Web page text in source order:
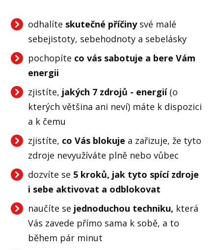
odhalíte skutečné příčinysvé malé
sebejistoty, sebehodnoty a sebelásky
pochopíte co vás sabotuje a bere Vám
energii
zjistíte, jakých 7 zdrojů - energií(o
kterých většina ani neví) máte k dispozici
a k čemu
zjistíte, co Vás blokuje a zařizuje, že tyto
zdroje nevyužíváte plně nebo vůbec
dozvíte se 5 kroků, jak tyto spící zdroje
i sebe aktivovat a odblokovat
naučíte se jednoduchou techniku, která
Vás zavede přímo sama k sobě, a to
během pár minut